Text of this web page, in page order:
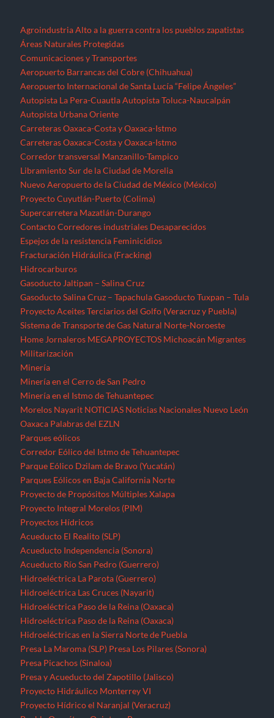
Agroindustria Alto a la guerra contra los pueblos zapatistas
Áreas Naturales Protegidas
Comunicaciones y Transportes
Aeropuerto Barrancas del Cobre (Chihuahua)
Aeropuerto Internacional de Santa Lucía “Felipe Ángeles”
Autopista La Pera-Cuautla Autopista Toluca-Naucalpán
Autopista Urbana Oriente
Carreteras Oaxaca-Costa y Oaxaca-Istmo
Carreteras Oaxaca-Costa y Oaxaca-Istmo
Corredor transversal Manzanillo-Tampico
Libramiento Sur de la Ciudad de Morelia
Nuevo Aeropuerto de la Ciudad de México (México)
Proyecto Cuyutlán-Puerto (Colima)
Supercarretera Mazatlán-Durango
Contacto Corredores industriales Desaparecidos
Espejos de la resistencia Feminicidios
Fracturación Hidráulica (Fracking)
Hidrocarburos
Gasoducto Jaltipan – Salina Cruz
Gasoducto Salina Cruz – Tapachula Gasoducto Tuxpan – Tula
Proyecto Aceites Terciarios del Golfo (Veracruz y Puebla)
Sistema de Transporte de Gas Natural Norte-Noroeste
Home Jornaleros MEGAPROYECTOS Michoacán Migrantes
Militarización
Minería
Minería en el Cerro de San Pedro
Minería en el Istmo de Tehuantepec
Morelos Nayarit NOTICIAS Noticias Nacionales Nuevo León
Oaxaca Palabras del EZLN
Parques eólicos
Corredor Eólico del Istmo de Tehuantepec
Parque Eólico Dzilam de Bravo (Yucatán)
Parques Eólicos en Baja California Norte
Proyecto de Propósitos Múltiples Xalapa
Proyecto Integral Morelos (PIM)
Proyectos Hídricos
Acueducto El Realito (SLP)
Acueducto Independencia (Sonora)
Acueducto Río San Pedro (Guerrero)
Hidroeléctrica La Parota (Guerrero)
Hidroeléctrica Las Cruces (Nayarit)
Hidroeléctrica Paso de la Reina (Oaxaca)
Hidroeléctrica Paso de la Reina (Oaxaca)
Hidroeléctricas en la Sierra Norte de Puebla
Presa La Maroma (SLP) Presa Los Pilares (Sonora)
Presa Picachos (Sinaloa)
Presa y Acueducto del Zapotillo (Jalisco)
Proyecto Hidráulico Monterrey VI
Proyecto Hídrico el Naranjal (Veracruz)